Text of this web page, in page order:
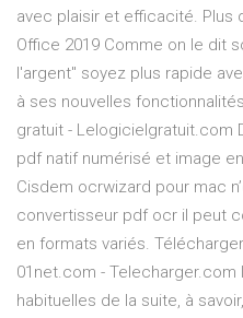
avec plaisir et efficacité. Plus
Office 2019 Comme on le dit
l'argent" soyez plus rapide
à ses nouvelles
gratuit - Lelogicielgratuit.com
pdf natif numérisé et image
Cisdem ocrwizard pour mac
convertisseur pdf ocr il peut
en formats variés.
01net.com -
habituelles de la suite, à